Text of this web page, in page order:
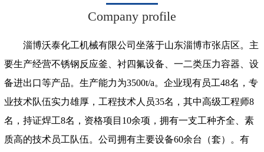
Company profile
淄博沃泰化工机械有限公司坐落于山东淄博市张店区。主
要生产经营不锈钢反应釜、衬四氟设备、一二类压力容器、设
备进出口等产品。生产能力为3500t/a。企业现有员工48名，专
业技术队伍实力雄厚，工程技术人员35名，其中高级工程师8
名，持证焊工8名，资格项目10余项，拥有一支工种齐全、素
质高的技术员工队伍。公司拥有主要设备60余台（套）。有